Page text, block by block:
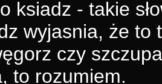
ksiadz - takie
wyjasnia, że to
czy
to rozumiem.